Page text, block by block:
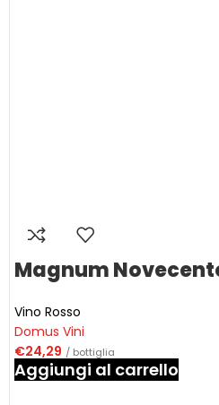
Magnum
Vino Rosso
Domus Vini
€24,29 / bottiglia
Aggiungi al carrello